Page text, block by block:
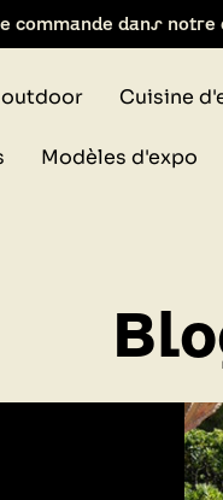
commande dans
Cuisine
Modèles d'expo